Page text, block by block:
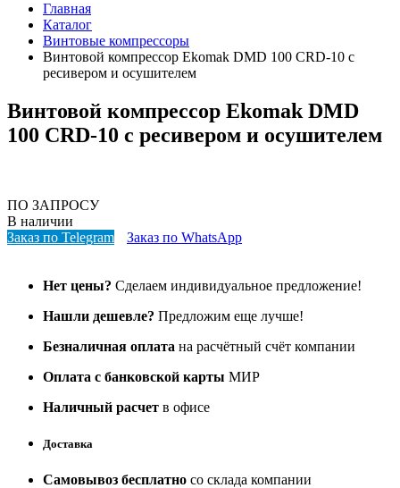
Главная
Каталог
Винтовые компрессоры
Винтовой компрессор Ekomak DMD 100 CRD-10 с
ресивером и осушителем
Винтовой компрессор Ekomak DMD
100 CRD-10 с ресивером и осушителем
ПО ЗАПРОСУ
В наличии
Заказ по Telegram
Заказ по WhatsApp
Нет цены? Сделаем индивидуальное предложение!
Нашли дешевле? Предложим еще лучше!
Безналичная оплата на расчётный счёт компании
Оплата с банковской карты МИР
Наличный расчет в офисе
Доставка
Самовывоз бесплатно со склада компании